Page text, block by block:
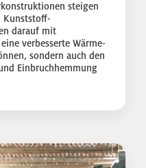
steigen
Kunststoff-
darauf mit
verbesserte Wärme-
sondern auch den
Einbruchhemmung